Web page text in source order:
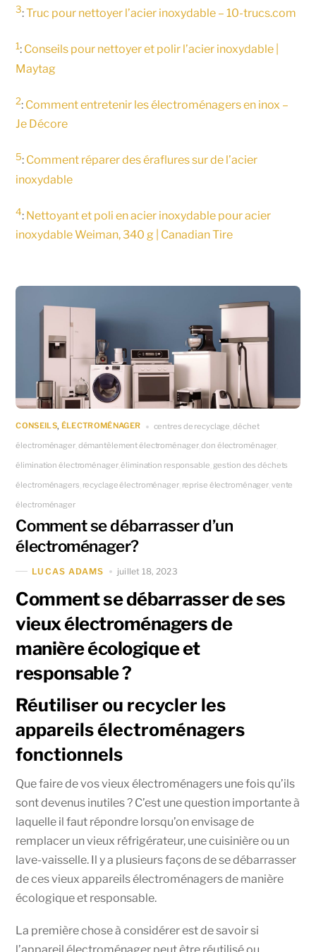
3:Truc pour nettoyer l’acier inoxydable – 10-trucs.com
1: Conseils pour nettoyer et polir l’acier inoxydable |
Maytag
2: Comment entretenir les électroménagers en inox –
Je Décore
5: Comment réparer des éraflures sur de l’acier
inoxydable
4: Nettoyant et poli en acier inoxydable pour acier
inoxydable Weiman, 340 g | Canadian Tire
CONSEILS, ÉLECTROMÉNAGER centres de recyclage déchet
électroménager,démantèlement électroménager,don électroménager,
élimination électroménager,élimination responsable, gestion des déchets
électroménagers recyclage électroménager, reprise électroménager vente
électroménager
Comment se débarrasser d’un
électroménager?
LUCAS ADAMS juillet 18, 2023
Comment se débarrasser de ses
vieux électroménagers de
manière écologique et
responsable ?
Réutiliser ou recycler les
appareils électroménagers
fonctionnels
Que faire de vos vieux électroménagers une fois qu’ils
sont devenus inutiles ? C’est une question importante à
laquelle il faut répondre lorsqu’on envisage de
remplacer un vieux réfrigérateur, une cuisinière ou un
lave-vaisselle. Il y a plusieurs façons de se débarrasser
de ces vieux appareils électroménagers de manière
écologique et responsable.
La première chose à considérer est de savoir si